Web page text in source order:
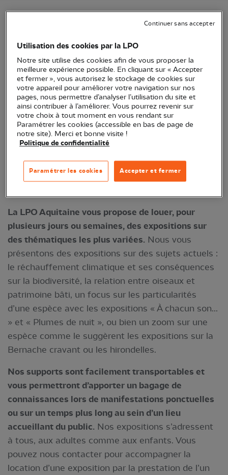
La LPO Aquitaine vous propose de louer, pour
plusieurs jours ou semaines, des expositions sur
thématiques les plus variées.
La LPO Aquitaine vous propose de louer, pour
plusieurs jours ou semaines, des expositions sur
des thématiques les plus variées. Nous vous
présentons des expositions sur des sujets actuels :
le réchauffement climatique et ses conséquences
sur la biodiversité, la relation entre oiseaux et
patrimoine bâti, un focus sur les particularités
d’une espèce avec les expositions « À chacun son...
» et « Plumes de nuit », ou bien un zoom sur une
espèce comme le suggèrent les expositions sur la
Bernache cravant ou les hirondelles.
Nos supports sont facilement transportables et
vous permettront d’apporter un bagage de
connaissances lors de manifestations ponctuelles
ou sur un temps plus long au sein d’un lieu
accueillant du public. Nos expositions s’adressent
à tous, aux adultes comme aux enfants. Vous
pouvez nous contacter pour accompagner la
location d’une exposition par la prestation de l’un
Utilisation des cookies par la LPO
Notre site utilise des cookies afin de vous proposer la
meilleure expérience possible. En cliquant sur « Accepter
et fermer », vous autorisez le stockage de cookies sur
votre appareil pour améliorer votre navigation sur nos
pages, nous permettre d’analyser l’utilisation du site et
ainsi contribuer à l’améliorer. Vous pourrez revenir sur
votre choix à tout moment en vous rendant sur
Paramétrer les cookies (accessible en bas de page de
notre site). Merci et bonne visite !
Politique de confidentialité
Accepter et fermer
Paramétrer les cookies
Continuer sans accepter